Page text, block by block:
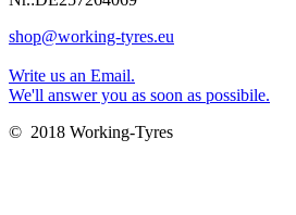
shop@working-tyres.eu
Write us an Email.
We'll answer you as soon as possibile.
© 2018 Working-Tyres